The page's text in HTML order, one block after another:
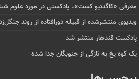
معرفی «کاگنتیو کست»، پادکستی در مورد علوم
ویدیوی منتشرشده از قبیله دورافتاده‌ از روند
پادکست قندهار منتشر شد
یک کوه یخ به تازگی از جنوبگان جدا شده